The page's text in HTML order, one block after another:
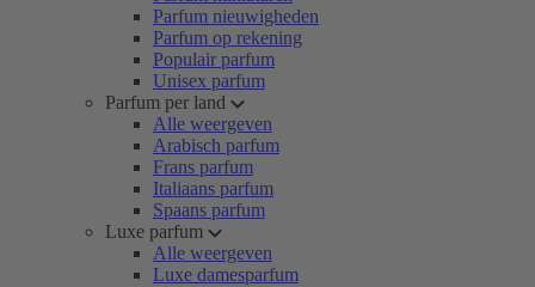
Parfum nieuwigheden
Parfum op rekening
Populair parfum
Unisex parfum
Parfum per land
Alle weergeven
Arabisch parfum
Frans parfum
Italiaans parfum
Spaans parfum
Luxe parfum
Alle weergeven
Luxe damesparfum